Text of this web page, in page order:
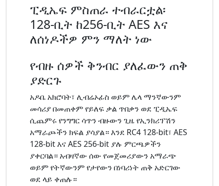
ፒዲኤፍ ምስጠራ ተብራርቷል፡
128-ቢት ከ256-ቢት AES እና
ለሰነዶችዎ ምን ማለት ነው
የብዙ ሰዎች ቅንብር ያለፈውን ጠቅ
ያድርጉ
አዶቤ አክሮባት፣ ሊብሬኦፊስ ወይም ሌላ ማንኛውንም
መሳሪያ በመጠቀም የይለፍ ቃል ጥበቃን ወደ ፒዲኤፍ
ሲጨምሩ የንግግር ሳጥን ብዙውን ጊዜ የኢንክሪፕሽን
አማራጮችን ክፍል ያሳያል። እንደ RC4 128-bit፣ AES
128-bit እና AES 256-bit ያሉ ምርጫዎችን
ያቀርባል። አብዛኛው ሰው የመጀመሪያውን አማራጭ
ወይም የትኛውንም የታየውን በነባሪነት ጠቅ አድርገው
ወደ ላይ ቀጠሉ።